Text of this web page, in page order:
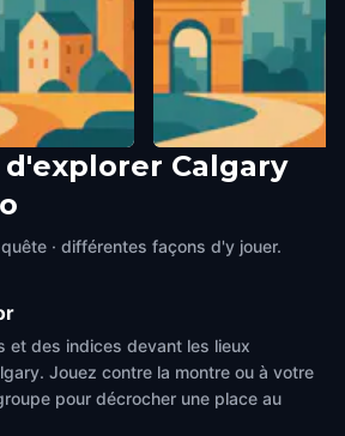
Fort Calgary The Circle of Life
d'explorer Calgary
· différentes façons d'y jouer.
et des indices devant les lieux
Jouez contre la montre ou à votre
pour décrocher une place au